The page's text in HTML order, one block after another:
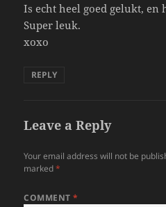
Is echt heel goed gelukt, en
Super leuk.
xoxo
REPLY
Leave a Reply
Your email address will not be
marked*
COMMENT*